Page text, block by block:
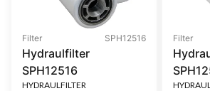
Filter SPH12516
Hydraulfilter
SPH12516
HYDRAULFILTER
Filter